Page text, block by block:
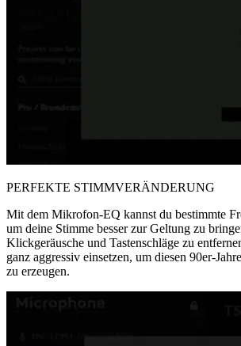
PERFEKTE STIMMVERÄNDERUNG
Mit dem Mikrofon-EQ kannst du bestimmte
um deine Stimme besser zur Geltung zu
Klickgeräusche und Tastenschläge zu
ganz aggressiv einsetzen, um diesen 90er-
zu erzeugen.